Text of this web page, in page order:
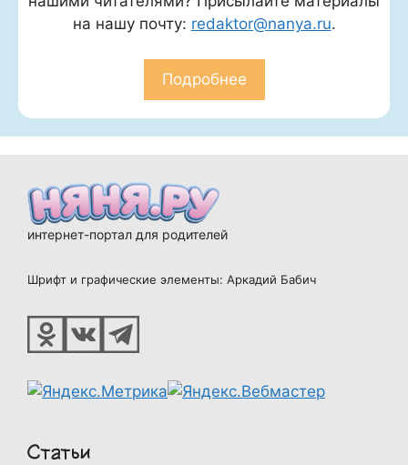
на нашу почту: redaktor@nanya.ru.
Подробнее
интернет-портал для родителей
Шрифт и графические элементы: Аркадий Бабич
Статьи